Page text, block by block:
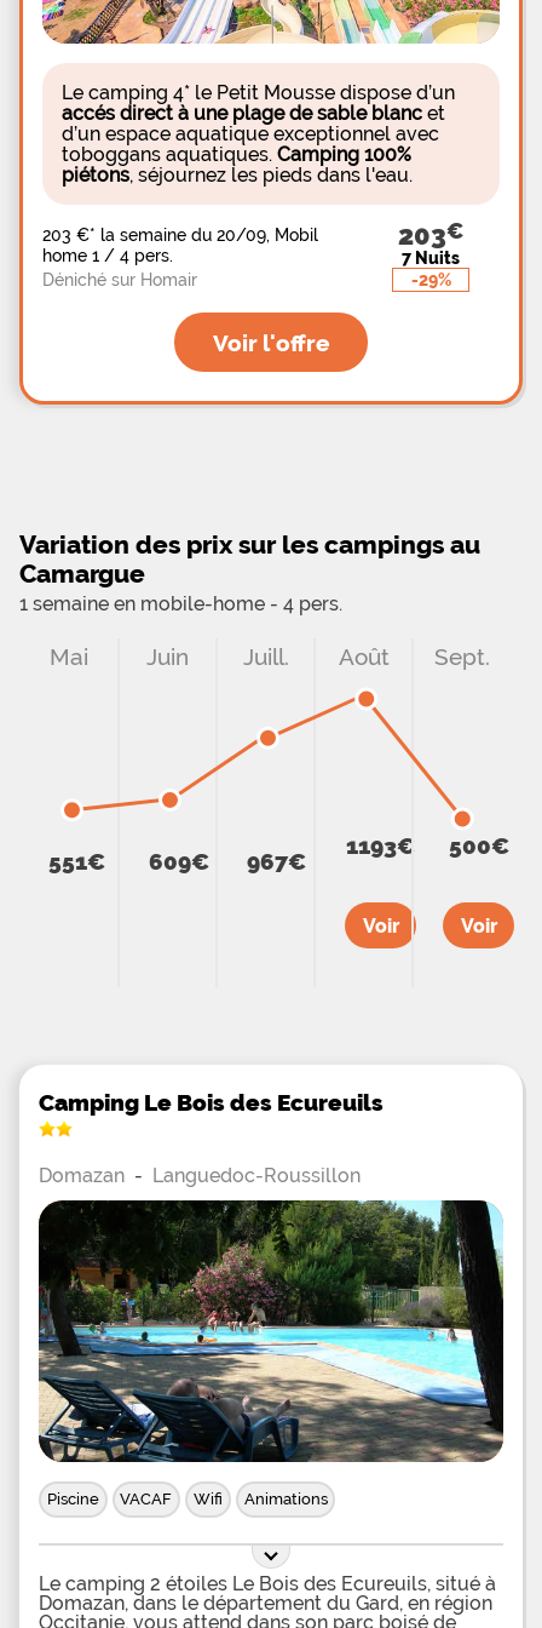
Le camping 4* le Petit Mousse dispose d’un
accés direct à une plage de sable blanc et
d’un espace aquatique exceptionnel avec
toboggans aquatiques. Camping 100%
piétons, séjournez les pieds dans l'eau.
203 €* la semaine du 20/09, Mobil
home 1 / 4 pers.
Déniché sur Homair
203
7 Nuits
-29%
Voir l'offre
Variation des prix sur les campings au
Camargue
1 semaine en mobile-home - 4 pers.
Mai
551€
Juin
609€
Juill.
967€
Août
1193€
Voir
Sept.
500€
Voir
Camping Le Bois des Ecureuils
Domazan - Languedoc-Roussillon
Piscine VACAF Wifi Animations
Le camping 2 étoiles Le Bois des Ecureuils, situé à
Domazan, dans le département du Gard, en région
Occitanie, vous attend dans son parc boisé de